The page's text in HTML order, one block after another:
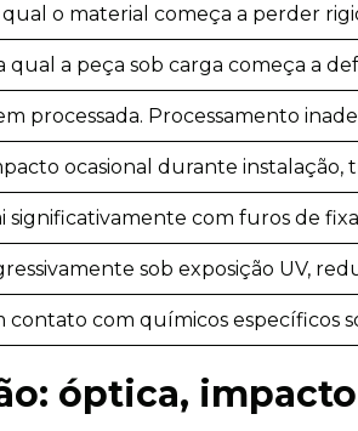
qual o material começa a perder
qual a peça sob carga começa a
processada. Processamento
ocasional durante
significativamente com furos de
sob exposição UV,
contato com químicos específicos
óptica,